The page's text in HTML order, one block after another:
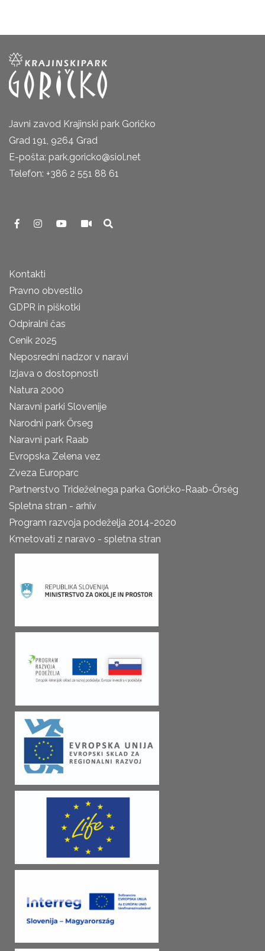
Javni zavod Krajinski park Goričko
Grad 191, 9264 Grad
E-pošta: park.goricko@siol.net
Telefon: +386 2 551 88 61
Kontakti
Pravno obvestilo
GDPR in piškotki
Odpiralni čas
Cenik 2025
Neposredni nadzor v naravi
Izjava o dostopnosti
Natura 2000
Naravni parki Slovenije
Narodni park Őrseg
Naravni park Raab
Evropska Zelena vez
Zveza Europarc
Partnerstvo Trideželnega parka Goričko-Raab-Őrség
Spletna stran - arhiv
Program razvoja podeželja 2014-2020
Kmetovati z naravo - spletna stran